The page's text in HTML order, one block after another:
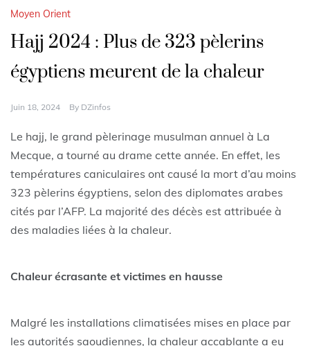
Moyen Orient
Hajj 2024 : Plus de 323 pèlerins
égyptiens meurent de la chaleur
Juin 18, 2024 By DZinfos
Le hajj, le grand pèlerinage musulman annuel à La
Mecque, a tourné au drame cette année. En effet, les
températures caniculaires ont causé la mort d’au moins
323 pèlerins égyptiens, selon des diplomates arabes
cités par l’AFP. La majorité des décès est attribuée à
des maladies liées à la chaleur.
Chaleur écrasante et victimes en hausse
Malgré les installations climatisées mises en place par
les autorités saoudiennes, la chaleur accablante a eu